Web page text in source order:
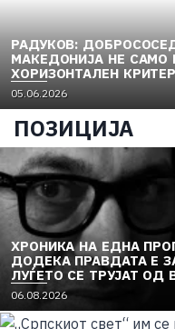
РАДУКОВ:
МАКЕДОНИЈА НЕ САМО
ХОРИЗОНТАЛЕН
05.06.2026
ПОЗИЦИЈА
ХРОНИКА НА ЕДНА
ДОДЕКА ПРАВДАТА Е
ЛУЃЕТО СЕ ТРУЈАТ
И ОПОЗИЦИЈАТА СЕ
ТОНЕ ВО
06.08.2026